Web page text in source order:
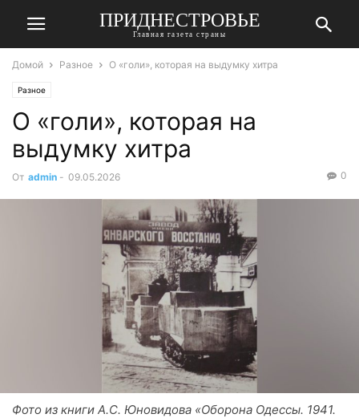
ПРИДНЕСТРОВЬЕ
Главная газета страны
Домой Разное О «голи», которая на выдумку хитра
Разное
О «голи», которая на
выдумку хитра
От admin - 09.05.2026 0
Фото из книги А.С. Юновидова «Оборона Одессы. 1941.